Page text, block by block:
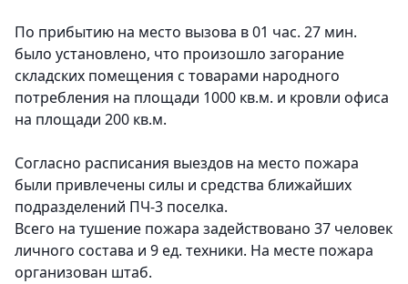
По прибытию на место вызова в 01 час. 27 мин.
было установлено, что произошло загорание
складских помещения с товарами народного
потребления на площади 1000 кв.м. и кровли офиса
на площади 200 кв.м.
Согласно расписания выездов на место пожара
были привлечены силы и средства ближайших
подразделений ПЧ-3 поселка.
Всего на тушение пожара задействовано 37 человек
личного состава и 9 ед. техники. На месте пожара
организован штаб.